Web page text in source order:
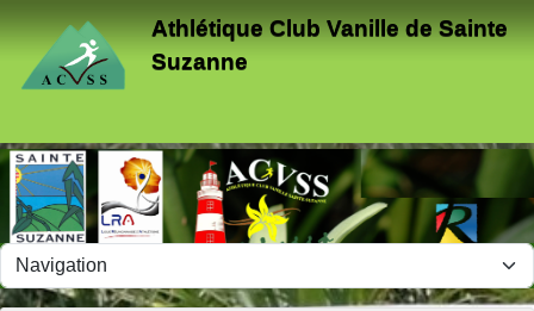
Athlétique Club Vanille de Sainte
Suzanne